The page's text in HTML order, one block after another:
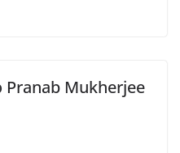
Pranab Mukherjee